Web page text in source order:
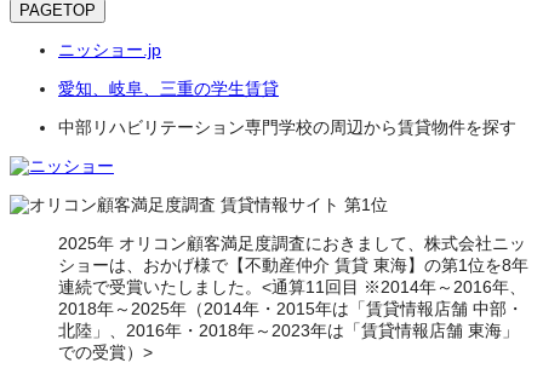
PAGETOP
ニッショー.jp
愛知、岐阜、三重の学生賃貸
中部リハビリテーション専門学校の周辺から賃貸物件を探す
2025年 オリコン顧客満足度調査におきまして、株式会社ニッ
ショーは、おかげ様で【不動産仲介 賃貸 東海】の第1位を8年
連続で受賞いたしました。<通算11回目 ※2014年～2016年、
2018年～2025年（2014年・2015年は「賃貸情報店舗 中部・
北陸」、2016年・2018年～2023年は「賃貸情報店舗 東海」
での受賞）>